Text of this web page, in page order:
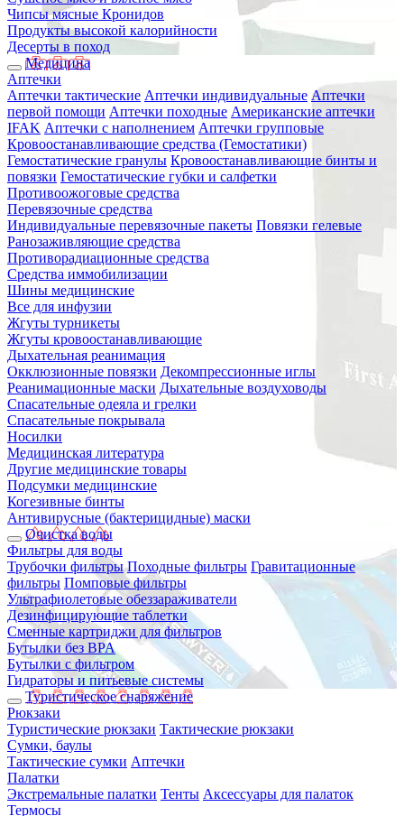
Чипсы мясные Кронидов
Продукты высокой калорийности
Десерты в поход
Медицина
Аптечки
Аптечки тактические Аптечки индивидуальные Аптечки
первой помощи Аптечки походные Американские аптечки
IFAK Аптечки с наполнением Аптечки групповые
Кровоостанавливающие средства (Гемостатики)
Гемостатические гранулы Кровоостанавливающие бинты и
повязки Гемостатические губки и салфетки
Противоожоговые средства
Перевязочные средства
Индивидуальные перевязочные пакеты Повязки гелевые
Ранозаживляющие средства
Противорадиационные средства
Средства иммобилизации
Шины медицинские
Все для инфузии
Жгуты турникеты
Жгуты кровоостанавливающие
Дыхательная реанимация
Окклюзионные повязки Декомпрессионные иглы
Реанимационные маски Дыхательные воздуховоды
Спасательные одеяла и грелки
Спасательные покрывала
Носилки
Медицинская литература
Другие медицинские товары
Подсумки медицинские
Когезивные бинты
Антивирусные (бактерицидные) маски
Очистка воды
Фильтры для воды
Трубочки фильтры Походные фильтры Гравитационные
фильтры Помповые фильтры
Ультрафиолетовые обеззараживатели
Дезинфицирующие таблетки
Сменные картриджи для фильтров
Бутылки без BPA
Бутылки с фильтром
Гидраторы и питьевые системы
Туристическое снаряжение
Рюкзаки
Туристические рюкзаки Тактические рюкзаки
Сумки, баулы
Тактические сумки Аптечки
Палатки
Экстремальные палатки Тенты Аксессуары для палаток
Термосы